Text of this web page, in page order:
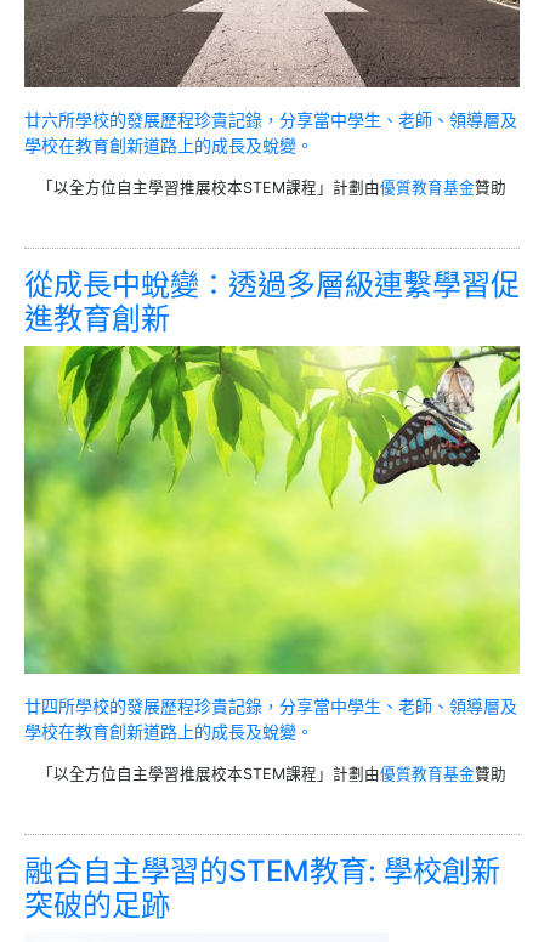
廿六所學校的發展歷程珍貴記錄，分享當中學生、老師、領導層及
學校在教育創新道路上的成長及蛻變。
「以全方位自主學習推展校本STEM課程」計劃由優質教育基金贊助
從成長中蛻變：透過多層級連繫學習促
進教育創新
廿四所學校的發展歷程珍貴記錄，分享當中學生、老師、領導層及
學校在教育創新道路上的成長及蛻變。
「以全方位自主學習推展校本STEM課程」計劃由優質教育基金贊助
融合自主學習的STEM教育: 學校創新
突破的足跡